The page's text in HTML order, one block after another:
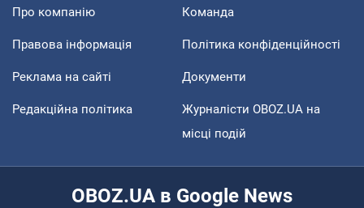
Про компанію Команда
Правова інформація Політика конфіденційності
Реклама на сайті Документи
Редакційна політика
Журналісти OBOZ.UA на
місці подій
OBOZ.UA в Google News